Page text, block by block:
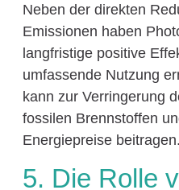
Neben der direkten
Emissionen haben
langfristige positive
umfassende Nutzung
kann zur Verringerung
fossilen Brennstoffen
Energiepreise beitragen.
5. Die Rolle